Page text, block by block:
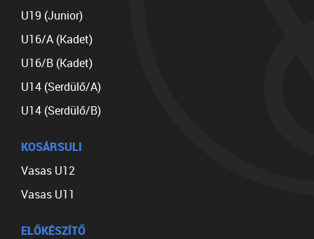
U19 (Junior)
U16/A (Kadet)
U16/B (Kadet)
U14 (Serdülő/A)
U14 (Serdülő/B)
KOSÁRSULI
Vasas U12
Vasas U11
ELŐKÉSZÍTŐ